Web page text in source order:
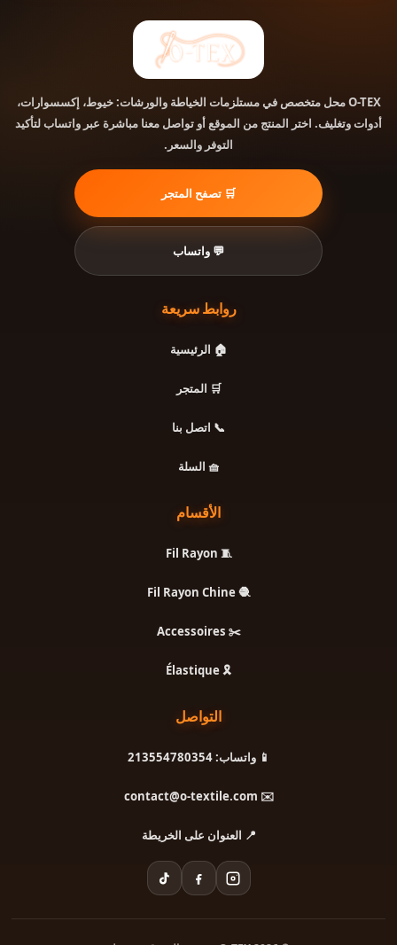
O-TEXمحل متخصص في مستلزمات الخياطة والورشات: خيوط، إكسسوارات،
أدوات وتغليف. اختر المنتج من الموقع أو تواصل معنا مباشرة عبر واتساب لتأكيد
التوفر والسعر.
🛒 تصفح المتجر
💬 واتساب
روابط سريعة
🏠 الرئيسية
🛒 المتجر
📞 اتصل بنا
🧺 السلة
الأقسام
🧵 Fil Rayon
🧶 Fil Rayon Chine
✂️ Accessoires
🎗️ Élastique
التواصل
📱 واتساب: 213554780354
✉️ contact@o-textile.com
📍 العنوان على الخريطة